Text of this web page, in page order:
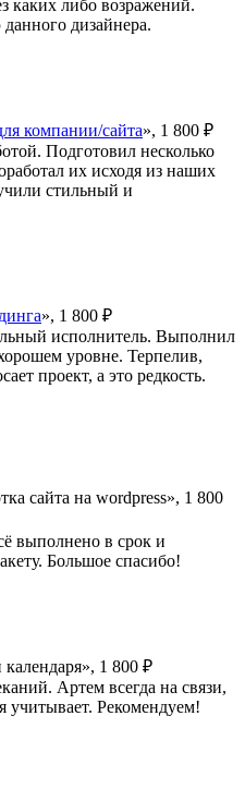
каких либо возражений.
дизайнера.
компании/сайта», 1 800 ₽
Подготовил несколько
их исходя из наших
стильный и
», 1 800 ₽
исполнитель. Выполнил
уровне. Терпелив,
проект, а это редкость.
сайта на wordpress», 1 800
выполнено в срок и
Большое спасибо!
календаря», 1 800 ₽
Артем всегда на связи,
учитывает. Рекомендуем!